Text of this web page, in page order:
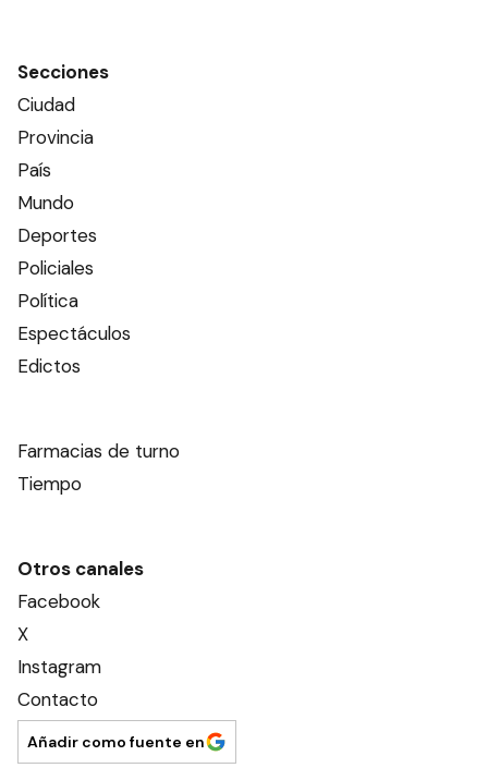
Secciones
Ciudad
Provincia
País
Mundo
Deportes
Policiales
Política
Espectáculos
Edictos
Farmacias de turno
Tiempo
Otros canales
Facebook
X
Instagram
Contacto
Añadir como fuente en